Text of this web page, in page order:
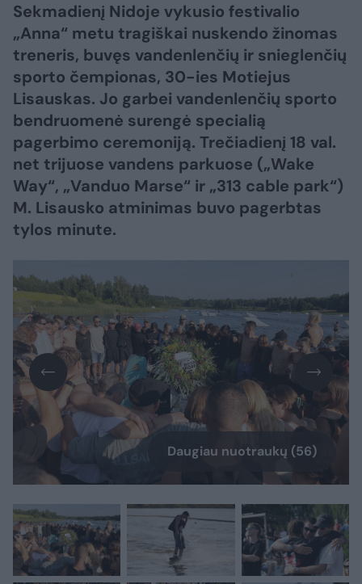
Sekmadienį Nidoje vykusio festivalio
„Anna“ metu tragiškai nuskendo žinomas
treneris, buvęs vandenlenčių ir snieglenčių
sporto čempionas, 30-ies Motiejus
Lisauskas. Jo garbei vandenlenčių sporto
bendruomenė surengė specialią
pagerbimo ceremoniją. Trečiadienį 18 val.
net trijuose vandens parkuose („Wake
Way“, „Vanduo Marse“ ir „313 cable park“)
M. Lisausko atminimas buvo pagerbtas
tylos minute.
Daugiau nuotraukų (56)